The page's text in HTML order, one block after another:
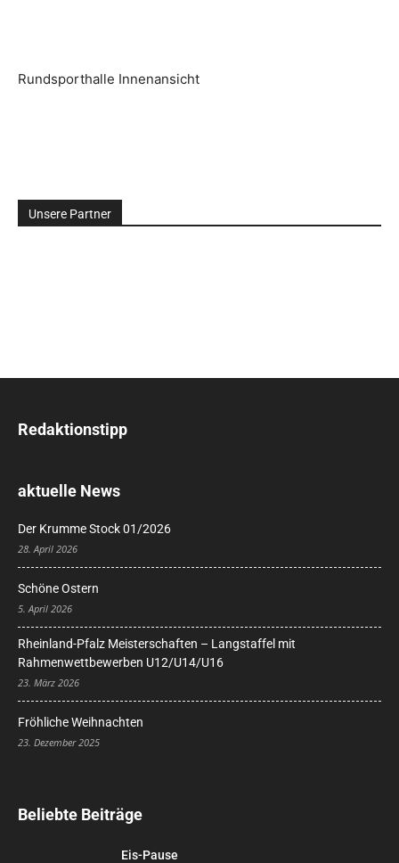
Rundsporthalle Innenansicht
Unsere Partner
Redaktionstipp
aktuelle News
Der Krumme Stock 01/2026
28. April 2026
Schöne Ostern
5. April 2026
Rheinland-Pfalz Meisterschaften – Langstaffel mit
Rahmenwettbewerben U12/U14/U16
23. März 2026
Fröhliche Weihnachten
23. Dezember 2025
Beliebte Beiträge
Eis-Pause